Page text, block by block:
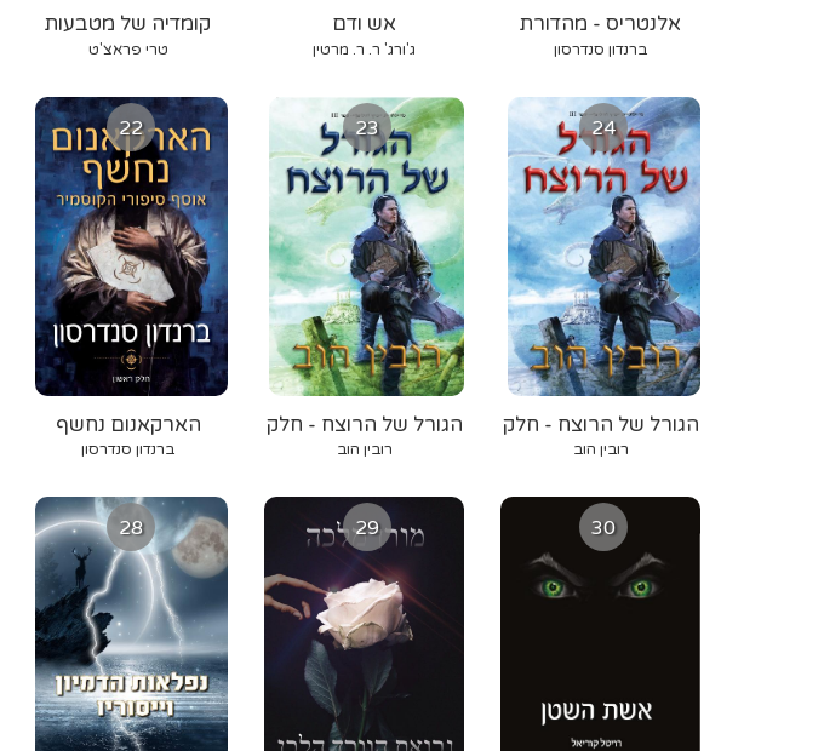
קומדיה של מטבעות
טרי פראצ'ט
אש ודם
ג'ורג' ר. ר. מרטין
אלנטריס - מהדורת
העשור
ברנדון סנדרסון
22
‫הארקאנום‬ ‫נחשף‬
‫ברנדון‬‫ סנדרסון‬
23
הגורל של הרוצח - חלק
ב
רובין הוב
24
הגורל של הרוצח - חלק
א
רובין הוב
28 29 30